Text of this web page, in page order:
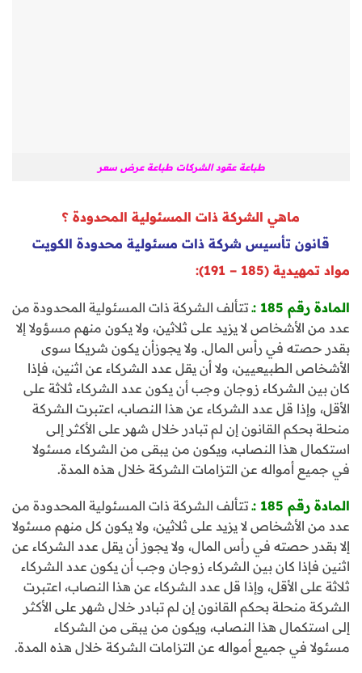
طباعة عقود الشركات طباعة عرض سعر
ماهي الشركة ذات المسئولية المحدودة ؟
قانون تأسيس شركة ذات مسئولية محدودة الكويت
مواد تمهيدية (185 – 191):
المادة رقم 185 :ـ
تتألف الشركة ذات المسئولية المحدودة من
عدد من الأشخاص لا يزيد على ثلاثين، ولا يكون منهم مسؤولا إلا
بقدر حصته في رأس المال. ولا يجوزأن يكون شريكا سوى
الأشخاص الطبيعيين، ولا أن يقل عدد الشركاء عن اثنين، فإذا
كان بين الشركاء زوجان وجب أن يكون عدد الشركاء ثلاثة على
الأقل، وإذا قل عدد الشركاء عن هذا النصاب، اعتبرت الشركة
منحلة بحكم القانون إن لم تبادر خلال شهر على الأكثر إلى
استكمال هذا النصاب، ويكون من يبقى من الشركاء مسئولا
في جميع أمواله عن التزامات الشركة خلال هذه المدة.
المادة رقم 185 :ـ تتألف الشركة ذات المسئولية المحدودة من
عدد من الأشخاص لا يزيد على ثلاثين، ولا يكون كل منهم مسئولا
إلا بقدر حصته في رأس المال، ولا يجوز أن يقل عدد الشركاء عن
اثنين فإذا كان بين الشركاء زوجان وجب أن يكون عدد الشركاء
ثلاثة على الأقل، وإذا قل عدد الشركاء عن هذا النصاب، اعتبرت
الشركة منحلة بحكم القانون إن لم تبادر خلال شهر على الأكثر
إلى استكمال هذا النصاب، ويكون من يبقى من الشركاء
مسئولا في جميع أمواله عن التزامات الشركة خلال هذه المدة.